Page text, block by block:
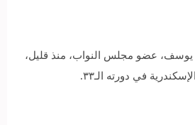
يوسف، عضو مجلس النواب، منذ قليل،
في دورته الـ٣٣.